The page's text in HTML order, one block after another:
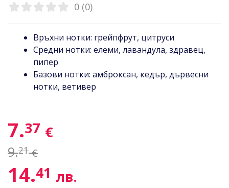
0 (0)
Връхни нотки: грейпфрут, цитруси
Средни нотки: елеми, лавандула, здравец,
пипер
Базови нотки: амброксан, кедър, дървесни
нотки, ветивер
7.37 €
9.21 €
14.41 лв.